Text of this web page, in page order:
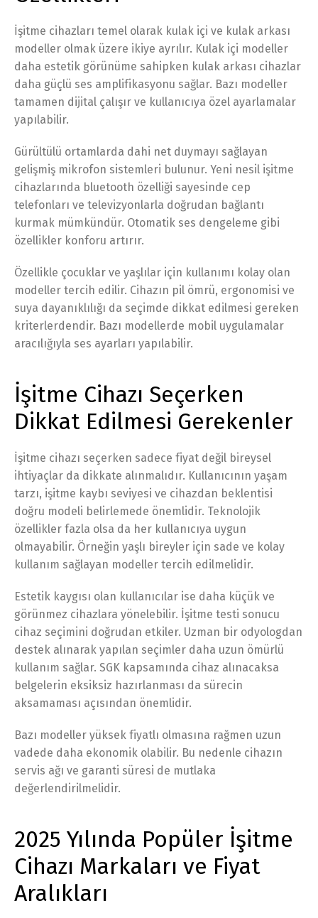
İşitme cihazları temel olarak kulak içi ve kulak arkası
modeller olmak üzere ikiye ayrılır. Kulak içi modeller
daha estetik görünüme sahipken kulak arkası cihazlar
daha güçlü ses amplifikasyonu sağlar. Bazı modeller
tamamen dijital çalışır ve kullanıcıya özel ayarlamalar
yapılabilir.
Gürültülü ortamlarda dahi net duymayı sağlayan
gelişmiş mikrofon sistemleri bulunur. Yeni nesil işitme
cihazlarında bluetooth özelliği sayesinde cep
telefonları ve televizyonlarla doğrudan bağlantı
kurmak mümkündür. Otomatik ses dengeleme gibi
özellikler konforu artırır.
Özellikle çocuklar ve yaşlılar için kullanımı kolay olan
modeller tercih edilir. Cihazın pil ömrü, ergonomisi ve
suya dayanıklılığı da seçimde dikkat edilmesi gereken
kriterlerdendir. Bazı modellerde mobil uygulamalar
aracılığıyla ses ayarları yapılabilir.
İşitme Cihazı Seçerken
Dikkat Edilmesi Gerekenler
İşitme cihazı seçerken sadece fiyat değil bireysel
ihtiyaçlar da dikkate alınmalıdır. Kullanıcının yaşam
tarzı, işitme kaybı seviyesi ve cihazdan beklentisi
doğru modeli belirlemede önemlidir. Teknolojik
özellikler fazla olsa da her kullanıcıya uygun
olmayabilir. Örneğin yaşlı bireyler için sade ve kolay
kullanım sağlayan modeller tercih edilmelidir.
Estetik kaygısı olan kullanıcılar ise daha küçük ve
görünmez cihazlara yönelebilir. İşitme testi sonucu
cihaz seçimini doğrudan etkiler. Uzman bir odyologdan
destek alınarak yapılan seçimler daha uzun ömürlü
kullanım sağlar. SGK kapsamında cihaz alınacaksa
belgelerin eksiksiz hazırlanması da sürecin
aksamaması açısından önemlidir.
Bazı modeller yüksek fiyatlı olmasına rağmen uzun
vadede daha ekonomik olabilir. Bu nedenle cihazın
servis ağı ve garanti süresi de mutlaka
değerlendirilmelidir.
2025 Yılında Popüler İşitme
Cihazı Markaları ve Fiyat
Aralıkları